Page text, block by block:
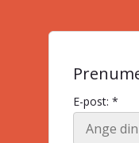
E-post: *